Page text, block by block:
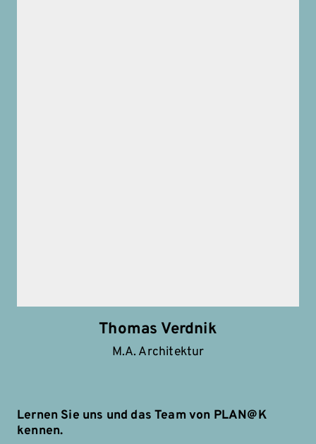
Thomas Verdnik
M.A. Architektur
Lernen Sie uns und das Team von PLAN@K
kennen.